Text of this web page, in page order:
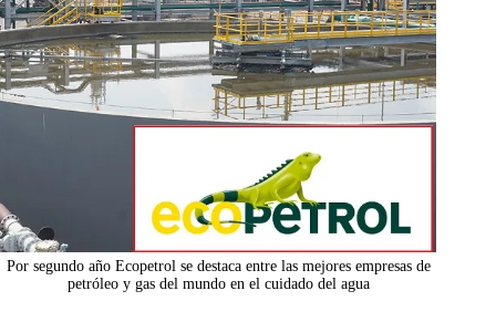
Por segundo año Ecopetrol se destaca entre las mejores empresas de
petróleo y gas del mundo en el cuidado del agua